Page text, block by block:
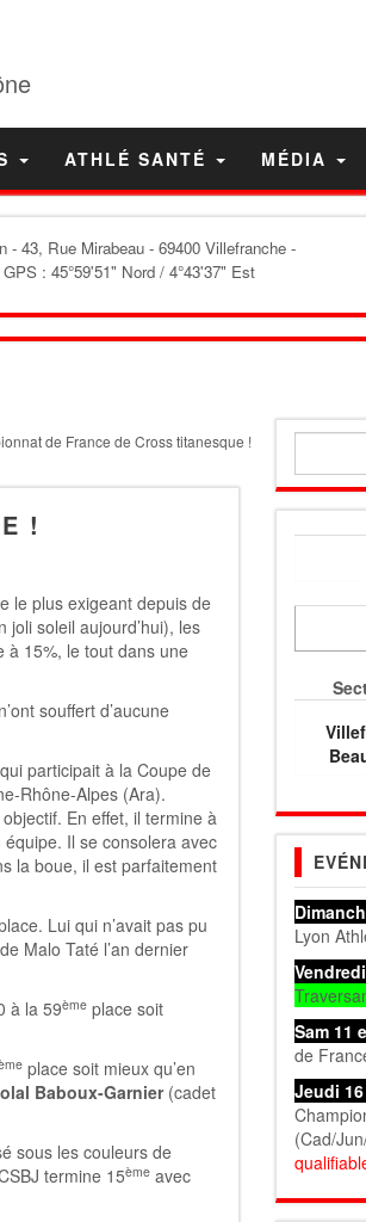
ATHLÉ SANTÉ MÉDIA
- 43, Rue Mirabeau - 69400 Villefranche -
: 45°59'51" Nord / 4°43'37" Est
de France de Cross titanesque !
!
le plus exigeant depuis de
joli soleil aujourd’hui), les
à 15%, le tout dans une
souffert d’aucune
participait à la Coupe de
Rhône-Alpes (Ara).
En effet, il termine à
Il se consolera avec
la boue, il est parfaitement
Lui qui n’avait pas pu
de Malo Taté l’an dernier
à la 59ème place soit
place soit mieux qu’en
Baboux-Garnier(cadet
sous les couleurs de
termine 15ème avec
Lyon
Sam 11
de
Jeudi
(Cad/